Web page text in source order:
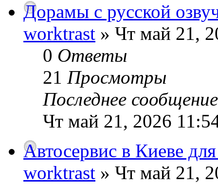
Дорамы с русской
worktrast » Чт май 21,
0 Ответы
21 Просмотры
Последнее
Чт май 21, 2026
Автосервис в Киеве
worktrast » Чт май 21,